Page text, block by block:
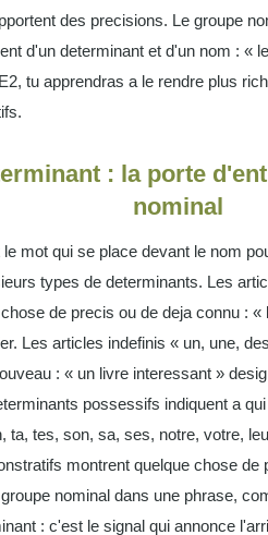
des precisions. Le groupe
d'un determinant et d'un nom : «
tu apprendras a le rendre plus
: la porte
nominal
mot qui se place devant le nom
types de determinants. Les
de precis ou de deja connu : «
Les articles indefinis « un, une,
: « un livre interessant »
possessifs indiquent a
ta, tes, son, sa, ses, notre, votre,
montrent quelque chose
nominal dans une phrase,
: c'est le signal qui annonce